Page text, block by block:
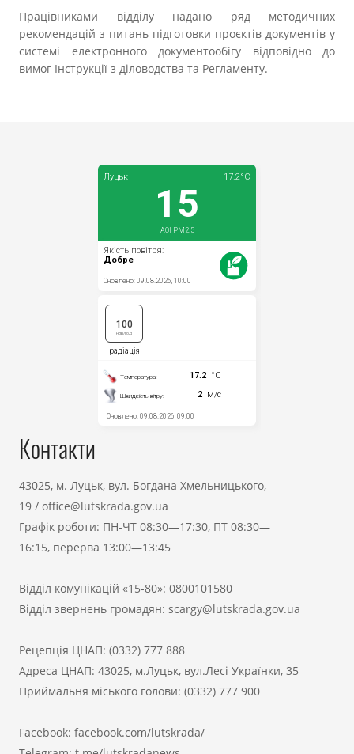
Працівниками відділу надано ряд методичних
рекомендацій з питань підготовки проєктів документів у
системі електронного документообігу відповідно до
вимог Інструкції з діловодства та Регламенту.
Контакти
43025, м. Луцьк, вул. Богдана Хмельницького,
19 / office@lutskrada.gov.ua
Графік роботи: ПН-ЧТ 08:30—17:30, ПТ 08:30—
16:15, перерва 13:00—13:45
Відділ комунікацій «15-80»: 0800101580
Відділ звернень громадян: scargy@lutskrada.gov.ua
Рецепція ЦНАП: (0332) 777 888
Адреса ЦНАП: 43025, м.Луцьк, вул.Лесі Українки, 35
Приймальня міського голови: (0332) 777 900
Facebook: facebook.com/lutskrada/